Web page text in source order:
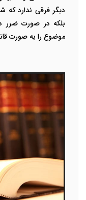
دیگر فرقی ندارد که
بلکه در صورت ضرر
موضوع را به صورت